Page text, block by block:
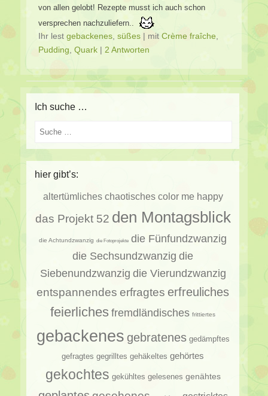
von allen gelobt! Rezepte musst ich auch schon
versprechen nachzuliefern..
Ihr lest gebackenes süßes | mit Crème fraîche
Pudding Quark | 2 Antworten
Ich suche …
Suche
hier gibt’s:
altertümliches chaotisches color me happy
das Projekt 52 den Montagsblick
die Achtundzwanzig die Fotoprojekte die Fünfundzwanzig
die Sechsundzwanzig die
Siebenundzwanzig die Vierundzwanzig
entspannendes erfragtes erfreuliches
feierliches fremdländisches frittiertes
gebackenes gebratenes gedämpftes
gefragtes gegrilltes gehäkeltes gehörtes
gekochtes gekühltes gelesenes genähtes